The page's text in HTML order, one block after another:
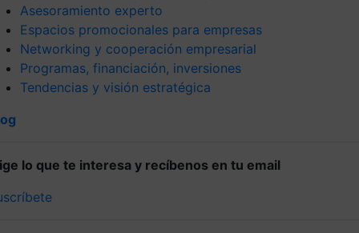
Asesoramiento experto
Espacios promocionales para empresas
Networking y cooperación empresarial
Programas, financiación, inversiones
Tendencias y visión estratégica
lo que te interesa y recíbenos en tu email